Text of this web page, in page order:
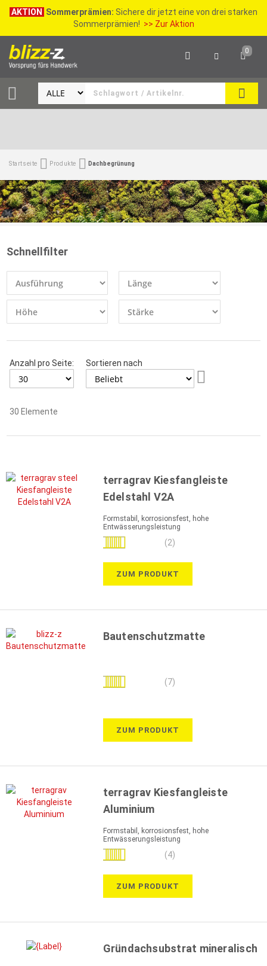
AKTION Sommerprämien: Sichere dir jetzt eine von drei starken
Sommerprämien! >> Zur Aktion
0
Startseite Produkte Dachbegrünung
Schnellfilter
Anzahl pro Seite:
Sortieren nach
30 Elemente
terragrav Kiesfangleiste
Edelstahl V2A
Formstabil, korrosionsfest, hohe
Entwässerungsleistung
Bewertung:
(2)
ZUM PRODUKT
Bautenschutzmatte
Bewertung: (7)
ZUM PRODUKT
terragrav Kiesfangleiste
Aluminium
Formstabil, korrosionsfest, hohe
Entwässerungsleistung
Bewertung:
(4)
ZUM PRODUKT
Gründachsubstrat mineralisch